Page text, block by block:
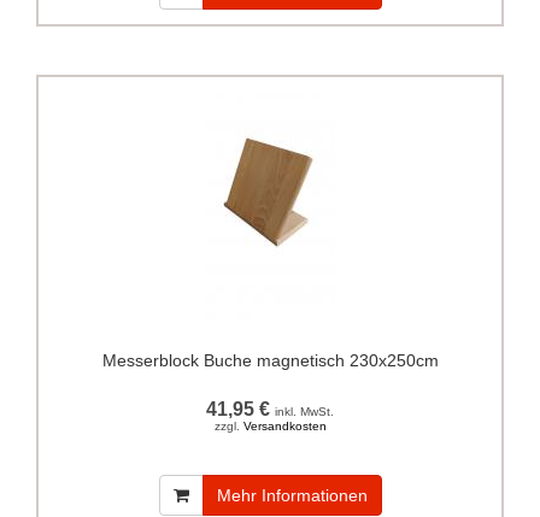
Messerblock Buche magnetisch 230x250cm
41,95 € inkl. MwSt.
zzgl. Versandkosten
Mehr Informationen